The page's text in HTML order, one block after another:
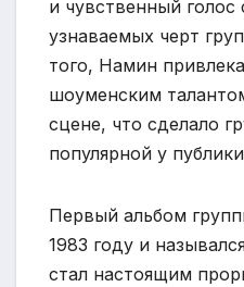
и чувственный
узнаваемых черт
того, Намин
шоуменским
сцене, что сделало
популярной у
Первый альбом
1983 году и
стал настоящим